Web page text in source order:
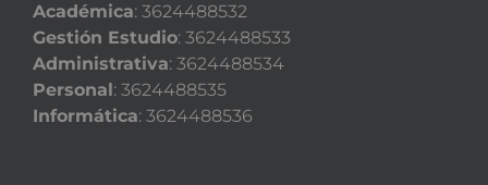
Académica: 3624488532
Gestión Estudio: 3624488533
Administrativa: 3624488534
Personal: 3624488535
Informática: 3624488536